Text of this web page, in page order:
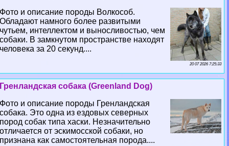
Фото и описание породы Волкособ.
Обладают намного более развитыми
чутьем, интеллектом и выносливостью, чем
собаки. В замкнутом прострaнcтве находят
человека за 20 секунд....
20 07 2026 7:25:33
Гренландская собака (Greenland Dog)
Фото и описание породы Гренландская
собака. Это одна из ездовых северных
пород собак типа хаски. Незначительно
отличается от эскимосской собаки, но
признана как самостоятельная порода....